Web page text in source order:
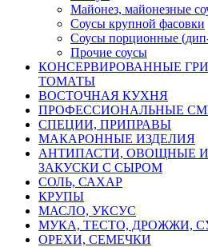
Майонез, майонезные
Соусы крупной фасовки
Соусы порционные
Прочие соусы
КОНСЕРВИРОВАННЫЕ
ТОМАТЫ
ВОСТОЧНАЯ КУХНЯ
ПРОФЕССИОНАЛЬНЫЕ
СПЕЦИИ, ПРИПРАВЫ
МАКАРОННЫЕ ИЗДЕЛИЯ
АНТИПАСТИ, ОВОЩНЫЕ
ЗАКУСКИ С СЫРОМ
СОЛЬ, САХАР
КРУПЫ
МАСЛО, УКСУС
МУКА, ТЕСТО, ДРОЖЖИ,
ОРЕХИ, СЕМЕЧКИ